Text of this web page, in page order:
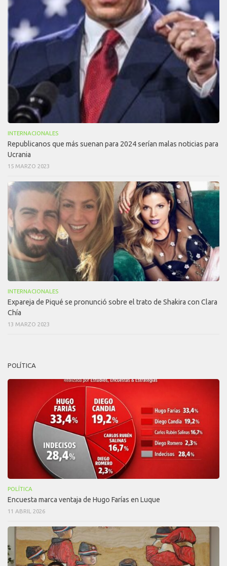
INTERNACIONALES
Republicanos que más suenan para 2024 serían malas noticias para
Ucrania
15 MARZO 2023
INTERNACIONALES
Expareja de Piqué se pronunció sobre el trato de Shakira con Clara
Chía
13 MARZO 2023
POLÍTICA
POLÍTICA
Encuesta marca ventaja de Hugo Farías en Luque
11 ABRIL 2026